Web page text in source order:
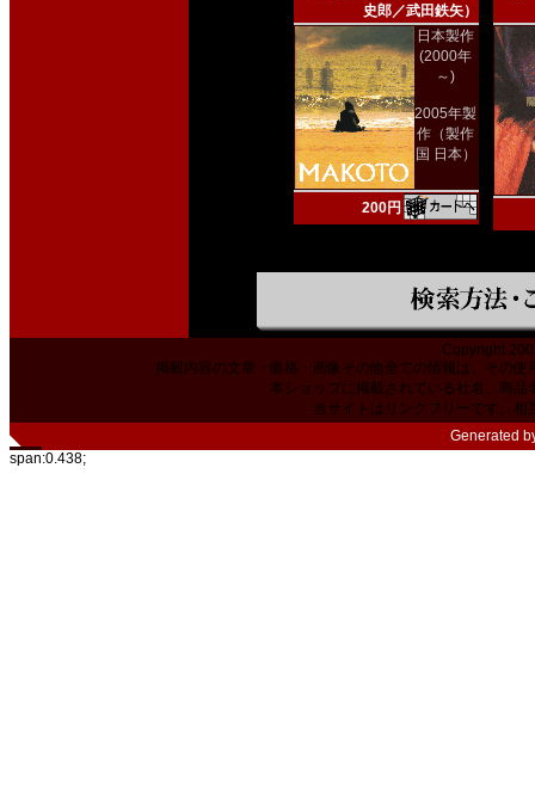
史郎／武田鉄矢）
日本製作
(2000年
～)
2005年製
作（製作
国 日本）
200円
Copyright
掲載内容の文章・価格・画像その他全ての情報は、その
本ショップに掲載されている社名、商
当サイトはリンクフリーです。相
Generated
span:0.438;